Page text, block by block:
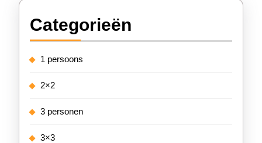
Categorieën
1 persoons
2×2
3 personen
3×3